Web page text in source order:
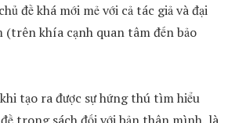
đề khá mới mẻ với cả tác giả và đại
(trên khía cạnh quan tâm đến bảo
tạo ra được sự hứng thú tìm hiểu
trong sách đối với bản thân mình, là